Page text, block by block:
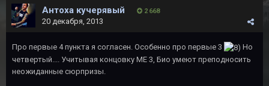
Антоха кучерявый 2 668
20 декабря, 2013
Про первые 4 пункта я согласен. Особенно про первые 3
Но
четвертый.... Учитывая концовку МЕ 3, Био умеют преподносить
неожиданные сюрпризы.